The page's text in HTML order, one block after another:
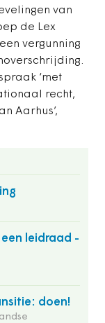
van
de Lex
vergunning
‘met
recht,
Aarhus’,
leidraad -
doen!